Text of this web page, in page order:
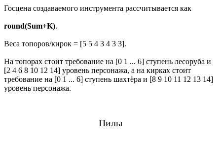
Госцена создаваемого инструмента рассчитывается как
round(Sum+K).
Веса топоров/кирок = [5 5 4 3 4 3 3].
На топорах стоит требование на [0 1 ... 6] ступень лесоруба и
[2 4 6 8 10 12 14] уровень персонажа, а на кирках стоит
требование на [0 1 ... 6] ступень шахтёра и [8 9 10 11 12 13 14]
уровень персонажа.
Пилы